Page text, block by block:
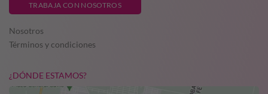
TRABAJA CON NOSOTROS
Nosotros
Términos y condiciones
¿DÓNDE ESTAMOS?